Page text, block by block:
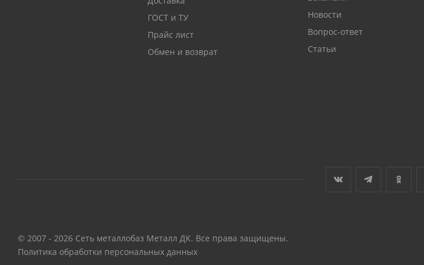
ГОСТ и ТУ
Прайс лист
Обмен и возврат
Новости
Вопрос-ответ
Статьи
© 2007 - 2026 Сеть металлобаз Металл ДК. Все права защищены.
Политика обработки персональных данных